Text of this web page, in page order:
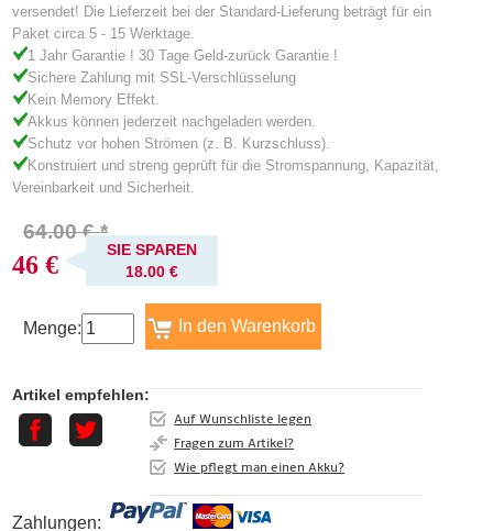
versendet! Die Lieferzeit bei der Standard-Lieferung beträgt für ein
Paket circa 5 - 15 Werktage.
1 Jahr Garantie ! 30 Tage Geld-zurück Garantie !
Sichere Zahlung mit SSL-Verschlüsselung
Kein Memory Effekt.
Akkus können jederzeit nachgeladen werden.
Schutz vor hohen Strömen (z. B. Kurzschluss).
Konstruiert und streng geprüft für die Stromspannung, Kapazität,
Vereinbarkeit und Sicherheit.
64.00 € *
46 €
SIE SPAREN
18.00 €
Menge:
Artikel empfehlen:
Auf Wunschliste legen
Fragen zum Artikel?
Wie pflegt man einen Akku?
Zahlungen: